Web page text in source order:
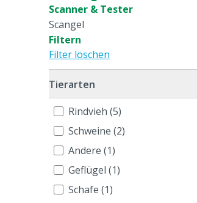
Scanner & Tester
Scangel
Filtern
Filter löschen
Tierarten
Rindvieh (5)
Schweine (2)
Andere (1)
Geflügel (1)
Schafe (1)